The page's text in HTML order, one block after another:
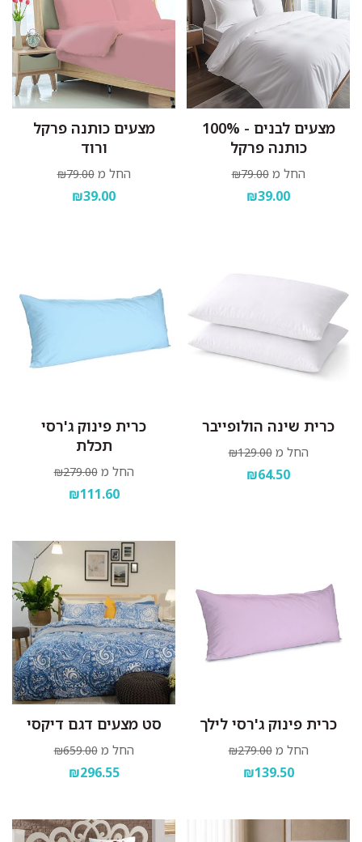
מצעים לבנים - 100%
כותנה פרקל
החל מ ₪79.00
₪39.00
מצעים כותנה פרקל
ורוד
החל מ ₪79.00
₪39.00
כרית שינה הולופייבר
החל מ ₪129.00
₪64.50
כרית פינוק ג'רסי
תכלת
החל מ ₪279.00
₪111.60
כרית פינוק ג'רסי לילך
החל מ ₪279.00
₪139.50
סט מצעים דגם דיקסי
החל מ ₪659.00
₪296.55